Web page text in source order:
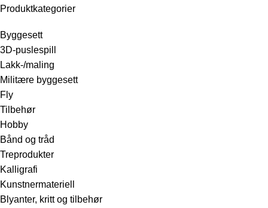
Produktkategorier
Byggesett
3D-puslespill
Lakk-/maling
Militære byggesett
Fly
Tilbehør
Hobby
Bånd og tråd
Treprodukter
Kalligrafi
Kunstnermateriell
Blyanter, kritt og tilbehør